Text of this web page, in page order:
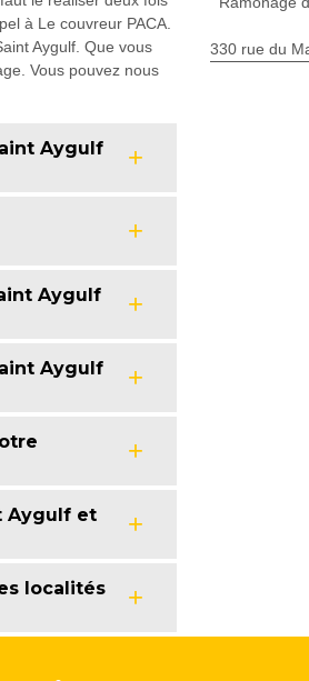
à Le couvreur PACA.
Aygulf. Que vous
Vous pouvez nous
Aygulf
Aygulf
Aygulf
Aygulf et
localités
330 rue du